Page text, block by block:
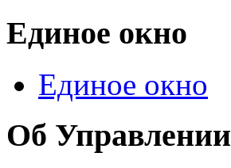
Единое окно
Единое окно
Об Управлении